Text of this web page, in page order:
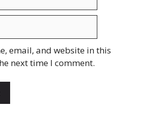
email, and website in this
next time I comment.